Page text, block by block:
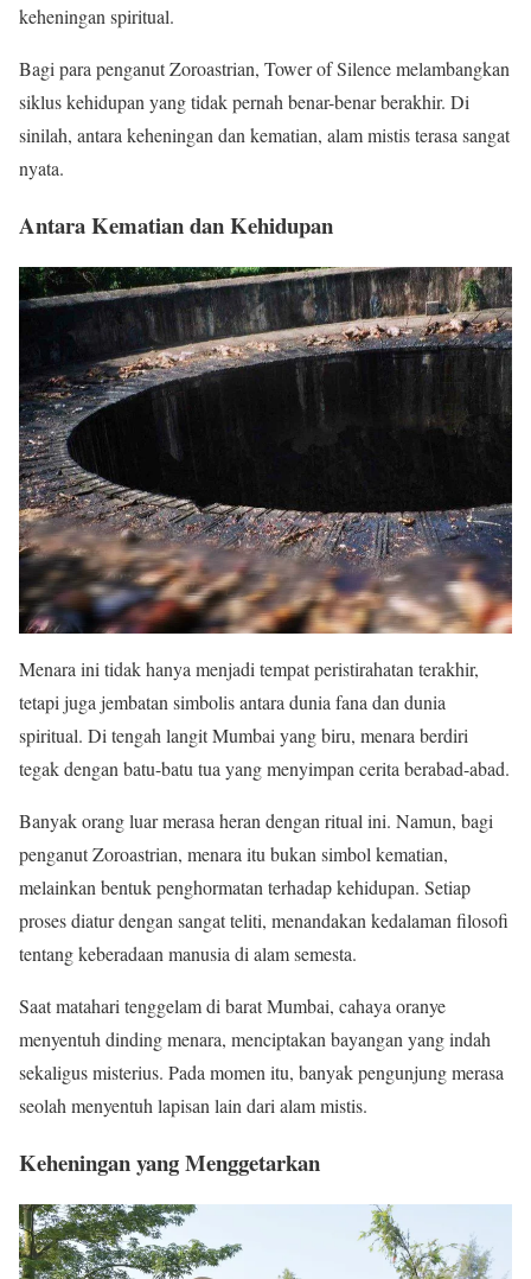
keheningan spiritual.
Bagi para penganut Zoroastrian, Tower of Silence melambangkan
siklus kehidupan yang tidak pernah benar-benar berakhir. Di
sinilah, antara keheningan dan kematian, alam mistis terasa sangat
nyata.
Antara Kematian dan Kehidupan
Menara ini tidak hanya menjadi tempat peristirahatan terakhir,
tetapi juga jembatan simbolis antara dunia fana dan dunia
spiritual. Di tengah langit Mumbai yang biru, menara berdiri
tegak dengan batu-batu tua yang menyimpan cerita berabad-abad.
Banyak orang luar merasa heran dengan ritual ini. Namun, bagi
penganut Zoroastrian, menara itu bukan simbol kematian,
melainkan bentuk penghormatan terhadap kehidupan. Setiap
proses diatur dengan sangat teliti, menandakan kedalaman filosofi
tentang keberadaan manusia di alam semesta.
Saat matahari tenggelam di barat Mumbai, cahaya oranye
menyentuh dinding menara, menciptakan bayangan yang indah
sekaligus misterius. Pada momen itu, banyak pengunjung merasa
seolah menyentuh lapisan lain dari alam mistis.
Keheningan yang Menggetarkan